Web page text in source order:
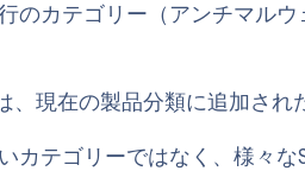
行のカテゴリー（アンチマル
、現在の製品分類に追加され
カテゴリーではなく、様々な